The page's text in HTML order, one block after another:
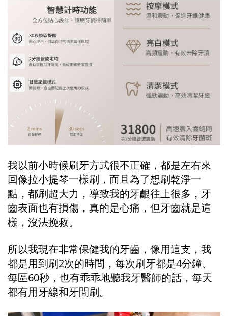
我以前小時候刷牙方式很不正確，都是左右來
回像拉小提琴一樣刷，而且為了想刷乾淨一
點，都刷超大力，導致我的牙齦往上很多，牙
齒表面也有損傷，真的是心痛，但牙齒就是這
樣，沒法挽救。
所以我現在非常保健我的牙齒，像用這支，我
都是用到刷2次的時間，每次刷牙都是4分鐘、
每區60秒，也有乖乖地聽我牙醫師的話，每天
都有用牙線和牙間刷。